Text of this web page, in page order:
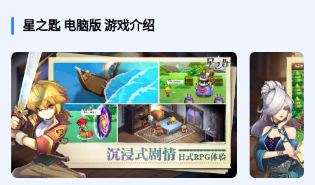
星之匙 电脑版游戏介绍